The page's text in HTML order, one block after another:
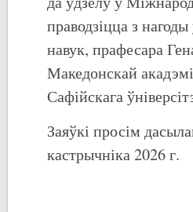
праводзіцца з
навук, прафесара
Македонскай
Сафійскага
Заяўкі просім
кастрычніка 2026 г.